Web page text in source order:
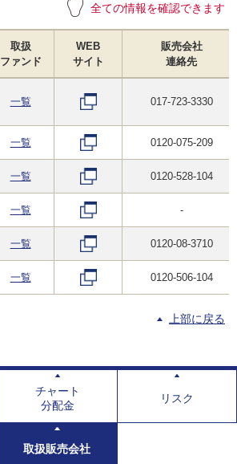
全ての情報を確認できます
取扱
ファンド
WEB
サイト
販売会社
連絡先
一覧 017-723-3330
一覧 0120-075-209
一覧 0120-528-104
一覧 -
一覧 0120-08-3710
一覧 0120-506-104
上部に戻る
チャート
分配金
リスク
取扱販売会社